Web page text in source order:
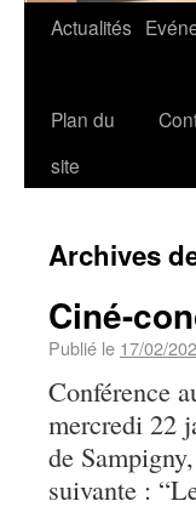
Actualités
Plan du
site
Archives
Ciné-
Publié le 17/02/
Conférence
mercredi 22
de
suivante :